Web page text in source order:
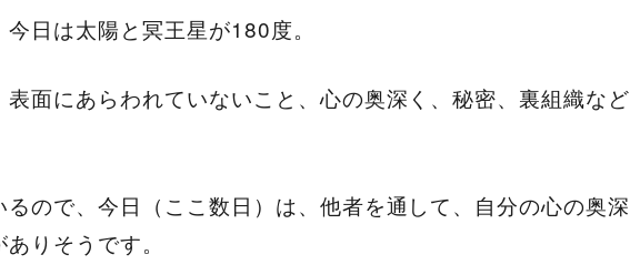
今日は太陽と冥王星が180度。
面にあらわれていないこと、心の奥深く、秘密、裏組織など
ので、今日（ここ数日）は、他者を通して、自分の心の奥深
りそうです。